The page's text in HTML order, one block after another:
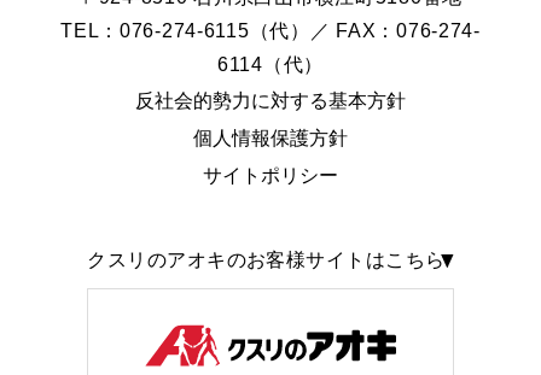
TEL：076-274-6115（代）／ FAX：076-274-
6114（代）
反社会的勢力に対する基本方針
個人情報保護方針
サイトポリシー
クスリのアオキのお客様サイトはこちら